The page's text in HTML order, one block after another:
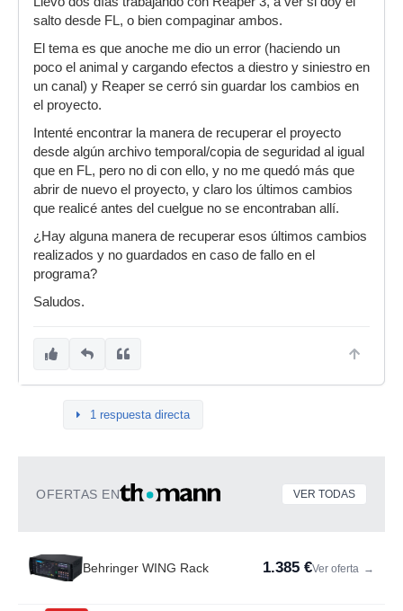
salto desde FL, o bien compaginar ambos.
El tema es que anoche me dio un error (haciendo un
poco el animal y cargando efectos a diestro y siniestro en
un canal) y Reaper se cerró sin guardar los cambios en
el proyecto.
Intenté encontrar la manera de recuperar el proyecto
desde algún archivo temporal/copia de seguridad al igual
que en FL, pero no di con ello, y no me quedó más que
abrir de nuevo el proyecto, y claro los últimos cambios
que realicé antes del cuelgue no se encontraban allí.
¿Hay alguna manera de recuperar esos últimos cambios
realizados y no guardados en caso de fallo en el
programa?
Saludos.
1 respuesta directa
OFERTAS EN VER TODAS
Behringer WING Rack 1.385 €Ver oferta →